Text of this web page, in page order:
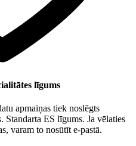
līgums
apmaiņas tiek noslēgts
Standarta ES līgums. Ja vēlaties
varam to nosūtīt e-pastā.